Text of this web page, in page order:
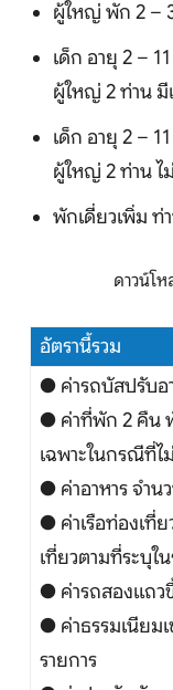
ผู้ใหญ่ พัก 2 –
เด็ก อายุ 2 –
ผู้ใหญ่ 2 ท่าน มี
เด็ก อายุ 2 –
ผู้ใหญ่ 2 ท่าน ไ
พักเดี่ยวเพิ่ม ท่
ดาวน์โ
อัตรานี้รวม
● ค่ารถบัสปรับอ
● ค่าที่พัก 2 คืน
เฉพาะในกรณีที่ไ
● ค่าอาหาร จำน
● ค่าเรือท่องเที่
เที่ยวตามที่ระบุใ
● ค่ารถสองแถว
● ค่าธรรมเนียม
รายการ